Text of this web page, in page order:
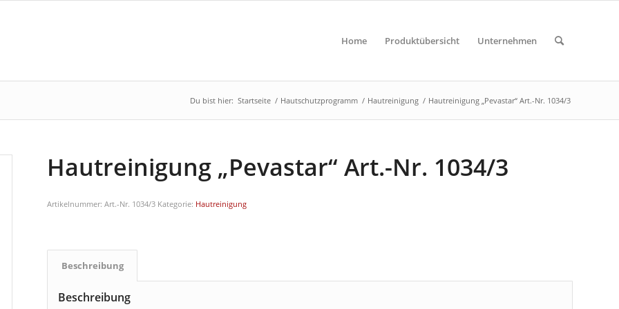
Home Produktübersicht Unternehmen
Du bist hier: Startseite / Hautschutzprogramm / Hautreinigung / Hautreinigung „Pevastar“ Art.-Nr. 1034/3
Hautreinigung „Pevastar“ Art.-Nr. 1034/3
Artikelnummer:Art.-Nr. 1034/3 Kategorie: Hautreinigung
Beschreibung
Beschreibung